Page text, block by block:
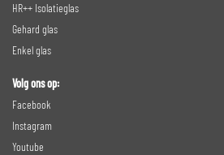
HR++ Isolatieglas
Gehard glas
Enkel glas
Volg ons op:
Facebook
Instagram
Youtube